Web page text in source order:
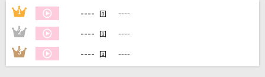
1 ---- 回 ----
2 ---- 回 ----
3 ---- 回 ----